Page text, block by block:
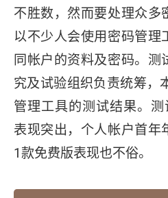
不胜数，然而要处理众多
以不少人会使用密码管理
同帐户的资料及密码。测
究及试验组织负责统筹，
管理工具的测试结果。
表现突出，个人帐户首年
1款免费版表现也不俗。